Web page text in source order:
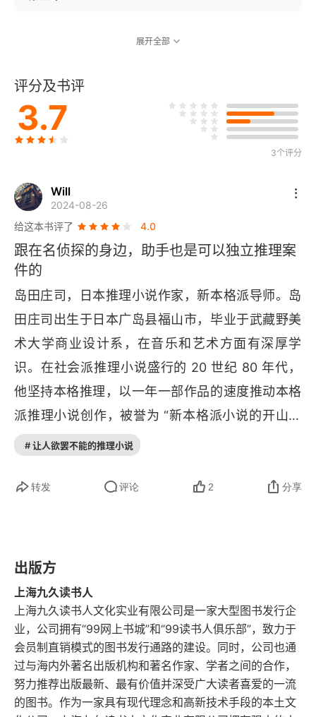
展开全部
评分及书评
3.7
3个评分
Will
2024-08-26
给这本书评了
4.0
跟在名侦探的身边，助手也是可以独立推理案
件的
岛田庄司，日本推理小说作家，新本格派导师。岛
田庄司出生于日本广岛县福山市，毕业于武藏野美
术大学商业设计系，在音乐和艺术方面有深厚学
识。在社会派推理小说盛行的 20 世纪 80 年代，
他坚持本格推理，以一年一部作品的速度推动本格
派推理小说创作，被誉为 “新本格派小说的开山鼻
祖”。1989 年、1995 年、2003 年，他分别 3 次
义。《龙卧亭事件（上）：贝繁村谜团》是日本作
岛田庄司的 “御手洗洁系列” 中，一直跟在御手洗洁
身边，充当 “华生” 的那个小说家。在御手洗离开日
本后，石冈接到了一份委托，委托人认为自己被怨
灵缠身，要通过自己的灵力感知去寻找源头，达到
驱邪的效果。结合这部小说前后文的描述，石冈对
于鬼怪的描述第一感觉是害怕，但如果是带有温情
的一面，又有点想要探知，属于那种有好奇心，但
# 让人欲罢不能的推理小说
转发 评论 2 分享
出版方
上海九久读书人
上海九久读书人文化实业有限公司是一家大型图书发行企
业，公司拥有“99网上书城”和“99读书人俱乐部”，致力于
会员制直销模式的图书发行通路的建设。同时，公司也通
过与海内外著名出版机构和著名作家、学者之间的合作，
努力推荐出版最新、最有价值并深受广大读者喜爱的一流
的图书。作为一家具有现代理念和高新技术手段的本土文